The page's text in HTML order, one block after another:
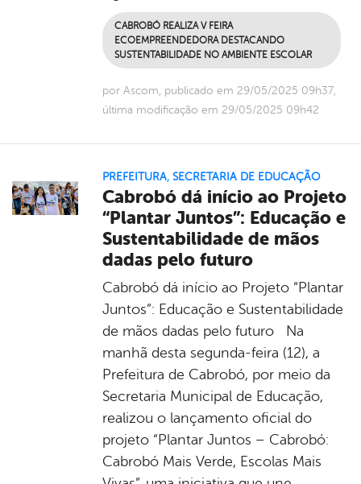
CABROBÓ REALIZA V FEIRA
ECOEMPREENDEDORA DESTACANDO
SUSTENTABILIDADE NO AMBIENTE ESCOLAR
por Ascom, publicado em 29/05/2025 09h37,
última modificação em 29/05/2025 09h42
PREFEITURA, SECRETARIA DE EDUCAÇÃO
Cabrobó dá início ao Projeto
“Plantar Juntos”: Educação e
Sustentabilidade de mãos
dadas pelo futuro
Cabrobó dá início ao Projeto “Plantar
Juntos”: Educação e Sustentabilidade
de mãos dadas pelo futuro Na
manhã desta segunda-feira (12), a
Prefeitura de Cabrobó, por meio da
Secretaria Municipal de Educação,
realizou o lançamento oficial do
projeto “Plantar Juntos – Cabrobó:
Cabrobó Mais Verde, Escolas Mais